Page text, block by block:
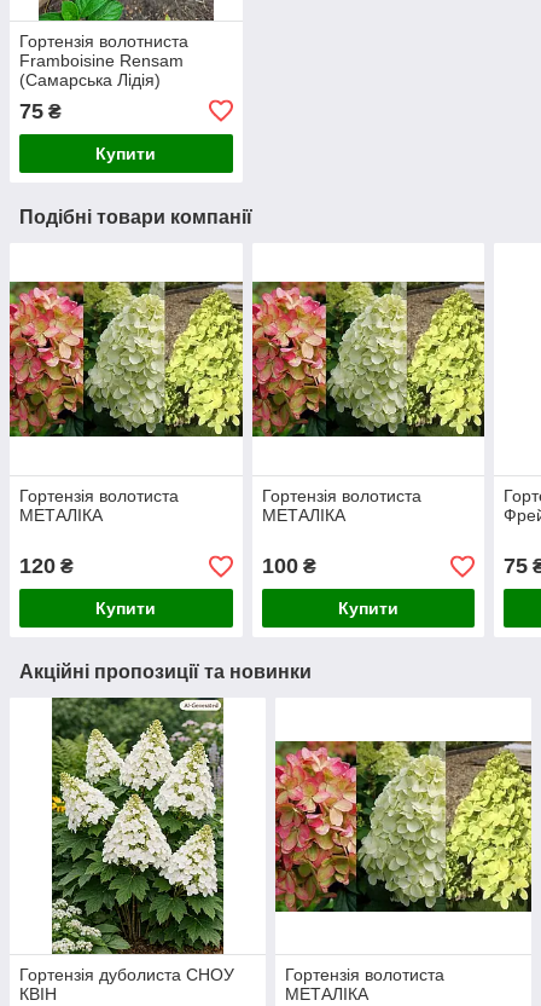
Гортензія волотниста
Framboisine Rensam
(Самарська Лідія)
75 ₴
Купити
Подібні товари компанії
Гортензія волотиста
МЕТАЛІКА
120 ₴
Купити
Гортензія волотиста
МЕТАЛІКА
100₴
Купити
75
Акційні пропозиції та новинки
Гортензія дуболиста СНОУ
КВІН
Гортензія волотиста
МЕТАЛІКА